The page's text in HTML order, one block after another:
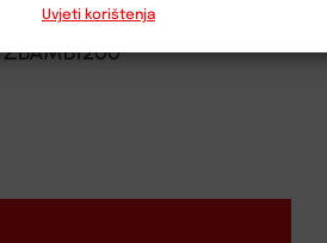
Uvjeti korištenja